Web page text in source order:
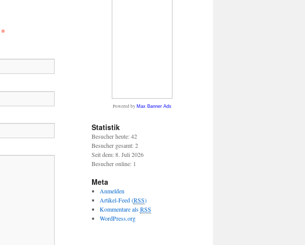
*
Powered by Max Banner Ads
Statistik
Besucher heute: 42
Besucher gesamt: 2
Seit dem: 8. Juli 2026
Besucher online: 1
Meta
Anmelden
Artikel-Feed (RSS)
Kommentare alsRSS
WordPress.org